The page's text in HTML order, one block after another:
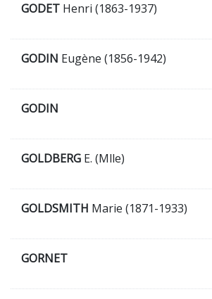
GODET Henri (1863-1937)
GODIN Eugène (1856-1942)
GODIN
GOLDBERG E. (Mlle)
GOLDSMITH Marie (1871-1933)
GORNET